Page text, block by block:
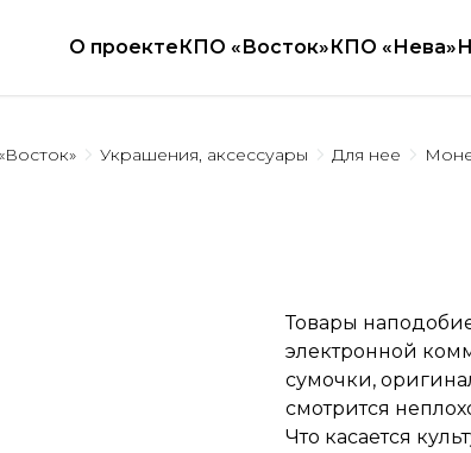
О проектеКПО «Восток»КПО «Нева»
Украшения, аксессуары Для нее
Товары
электронной
сумочки,
смотрится
Что касается